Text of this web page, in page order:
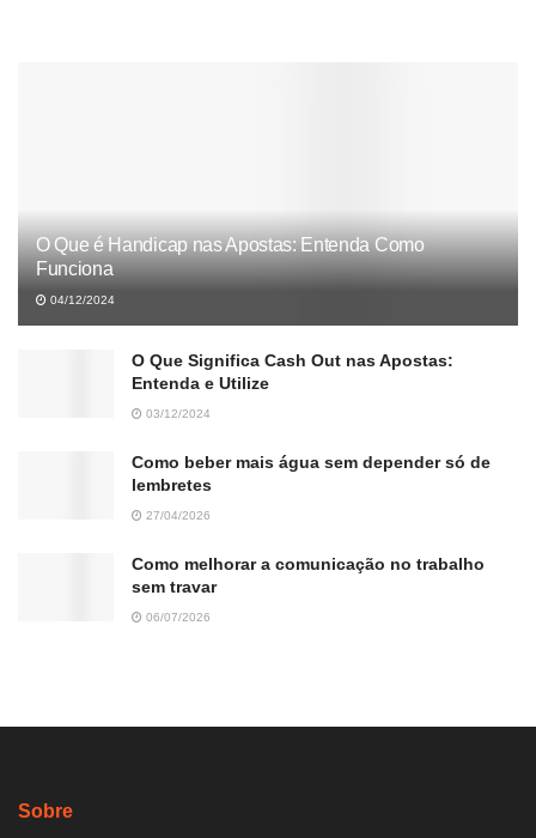
O Que é Handicap nas Apostas: Entenda Como
Funciona
04/12/2024
O Que Significa Cash Out nas Apostas:
Entenda e Utilize
03/12/2024
Como beber mais água sem depender só de
lembretes
27/04/2026
Como melhorar a comunicação no trabalho
sem travar
06/07/2026
Sobre